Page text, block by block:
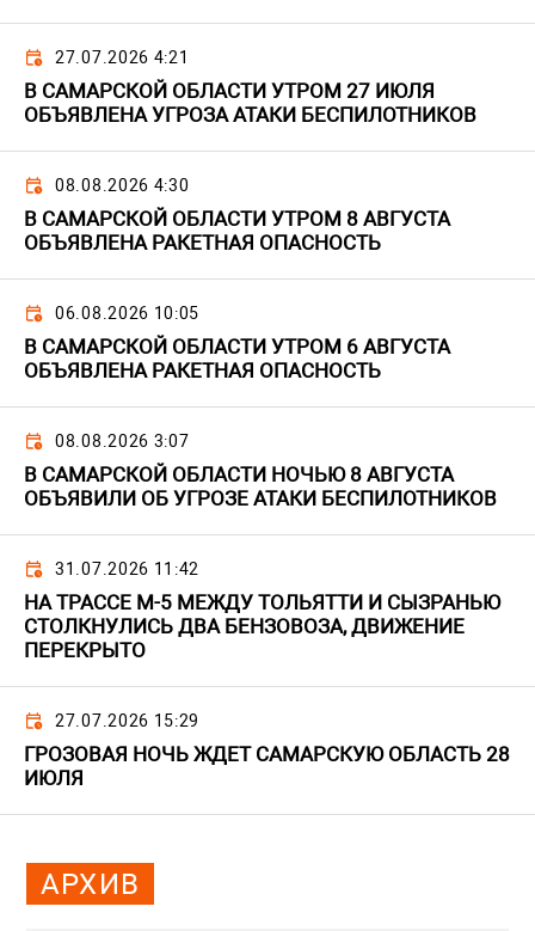
27.07.2026 4:21
В САМАРСКОЙ ОБЛАСТИ УТРОМ 27 ИЮЛЯ
ОБЪЯВЛЕНА УГРОЗА АТАКИ БЕСПИЛОТНИКОВ
08.08.2026 4:30
В САМАРСКОЙ ОБЛАСТИ УТРОМ 8 АВГУСТА
ОБЪЯВЛЕНА РАКЕТНАЯ ОПАСНОСТЬ
06.08.2026 10:05
В САМАРСКОЙ ОБЛАСТИ УТРОМ 6 АВГУСТА
ОБЪЯВЛЕНА РАКЕТНАЯ ОПАСНОСТЬ
08.08.2026 3:07
В САМАРСКОЙ ОБЛАСТИ НОЧЬЮ 8 АВГУСТА
ОБЪЯВИЛИ ОБ УГРОЗЕ АТАКИ БЕСПИЛОТНИКОВ
31.07.2026 11:42
НА ТРАССЕ М-5 МЕЖДУ ТОЛЬЯТТИ И СЫЗРАНЬЮ
СТОЛКНУЛИСЬ ДВА БЕНЗОВОЗА, ДВИЖЕНИЕ
ПЕРЕКРЫТО
27.07.2026 15:29
ГРОЗОВАЯ НОЧЬ ЖДЕТ САМАРСКУЮ ОБЛАСТЬ 28
ИЮЛЯ
АРХИВ